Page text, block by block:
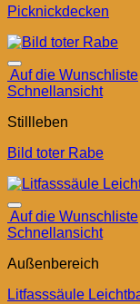
Picknickdecken
Auf die Wunschliste
Schnellansicht
Stillleben
Bild toter Rabe
Auf die Wunschliste
Schnellansicht
Außenbereich
Litfasssäule